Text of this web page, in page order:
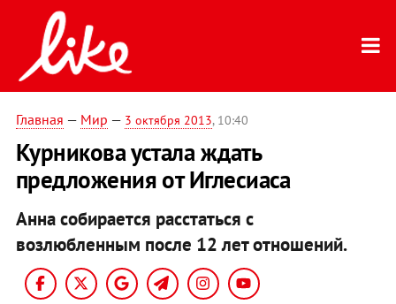
Главная — Мир — 3 октября 2013, 10:40
Курникова устала ждать
предложения от Иглесиаса
Анна собирается расстаться с
возлюбленным после 12 лет отношений.